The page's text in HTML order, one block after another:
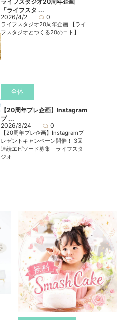
「ライフスタ ...
2026/4/2
0
ライフスタジオ20周年企画 【ライ
フスタジオとつくる20のコト】
全体
【20周年プレ企画】Instagram
プ ...
2026/3/24
0
【20周年プレ企画】Instagramプ
レゼントキャンペーン開催！ 3回
連続エピソード募集｜ライフスタ
ジオ